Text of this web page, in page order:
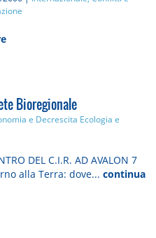
Bioregionale
e Decrescita Ecologia e
DEL C.I.R. AD AVALON 7
alla Terra: dove...continua